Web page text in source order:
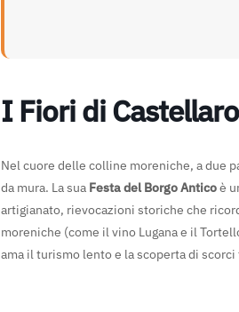
I Fiori di
Nel cuore delle colline moreniche, a due
da mura. La sua Festa del Borgo Anticoè
artigianato, rievocazioni storiche che
moreniche (come il vino Lugana e il
ama il turismo lento e la scoperta di